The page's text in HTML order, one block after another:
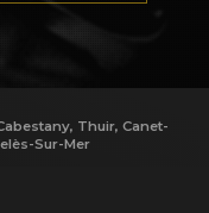
Thuir, Canet-
Sur-Mer